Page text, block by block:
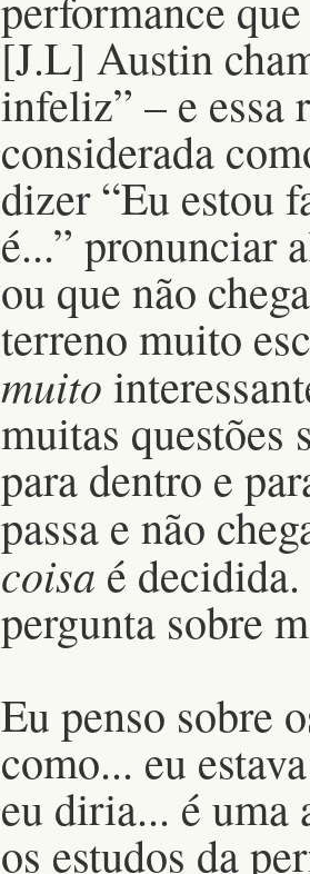
[J.L] Austin
infeliz” – e essa
considerada
dizer “Eu estou
é...” pronunciar
ou que não
terreno muito
muito
muitas questões
para dentro e
passa e não
coisa é
pergunta sobre
Eu penso sobre
como... eu
eu diria... é uma
os estudos da